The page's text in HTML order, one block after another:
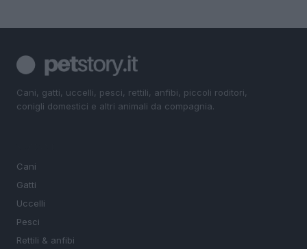
Cani, gatti, uccelli, pesci, rettili, anfibi, piccoli roditori,
conigli domestici e altri animali da compagnia.
Cani
Gatti
Uccelli
Pesci
Rettili & anfibi